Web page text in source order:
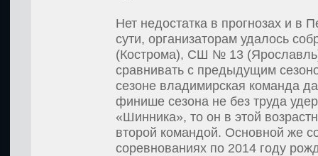
Нет недостатка в прогнозах и в
сути, организаторам удалось
(Кострома), СШ № 13
сравнивать с предыдущим
сезоне владимирская команда
финише сезона не без труда
«Шинника», то он в этой
второй командой. Основной же
соревнованиях по 2014 году